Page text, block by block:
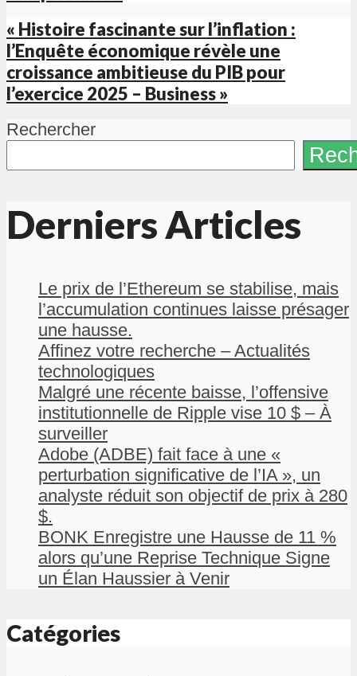
« Histoire fascinante sur l’inflation :
l’Enquête économique révèle une
croissance ambitieuse du PIB pour
l’exercice 2025 – Business »
Rechercher
Derniers Articles
Le prix de l’Ethereum se stabilise, mais
l’accumulation continues laisse présager
une hausse.
Affinez votre recherche – Actualités
technologiques
Malgré une récente baisse, l’offensive
institutionnelle de Ripple vise 10 $ – À
surveiller
Adobe (ADBE) fait face à une «
perturbation significative de l’IA », un
analyste réduit son objectif de prix à 280
$.
BONK Enregistre une Hausse de 11 %
alors qu’une Reprise Technique Signe
un Élan Haussier à Venir
Catégories